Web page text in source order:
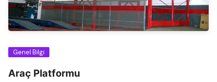
Genel Bilgi
Araç Platformu